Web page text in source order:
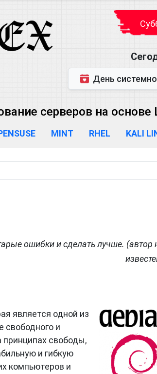
День системного
серверов на основе
MINT RHEL KALI
ошибки и сделать лучше. (автор
является одной из
свободного и
принципах свободы,
и гибкую
компьютеров и